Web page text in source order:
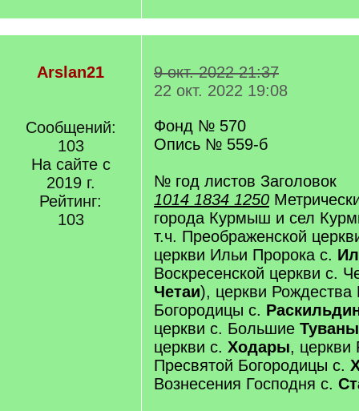
Arslan21
Сообщений:
103
На сайте с
2019 г.
Рейтинг:
103
9 окт. 2022 21:37
22 окт. 2022 19:08
Фонд № 570
Опись № 559-б
№ год листов Заголовок
1014 1834 1250
города Курмыш и сел
т.ч. Преображенской
церкви Ильи Пророка с.
Воскресенской церкви с.
Четаи), церкви Рождества
Богородицы с.
церкви с. Большие Туваны
церкви с. Ходары, церкви
Пресвятой Богородицы с.
Вознесения Господня с.